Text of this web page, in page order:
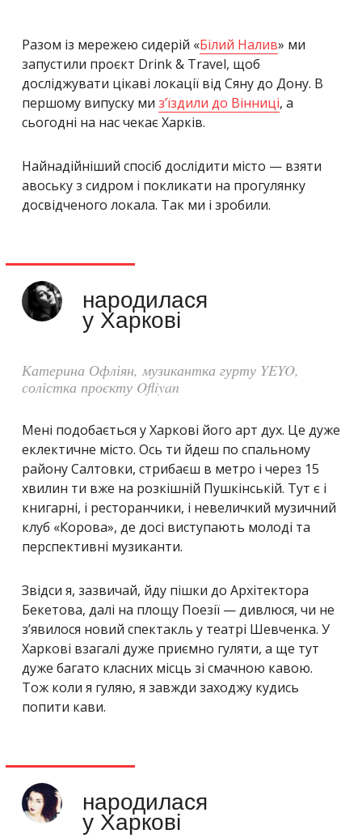
Разом із мережею сидерій «Білий Налив» ми
запустили проєкт Drink & Travel, щоб
досліджувати цікаві локації від Сяну до Дону. В
першому випуску ми з’їздили до Вінниці, а
сьогодні на нас чекає Харків.
Найнадійніший спосіб дослідити місто — взяти
авоську з сидром і покликати на прогулянку
досвідченого локала. Так ми і зробили.
народилася
у Харкові
Катерина Офліян, музикантка гурту YEYO,
солістка проєкту Ofliyan
Мені подобається у Харкові його арт дух. Це дуже
еклектичне місто. Ось ти йдеш по спальному
району Салтовки, стрибаєш в метро і через 15
хвилин ти вже на розкішній Пушкінській. Тут є і
книгарні, і ресторанчики, і невеличкий музичний
клуб «Корова», де досі виступають молоді та
перспективні музиканти.
Звідси я, зазвичай, йду пішки до Архітектора
Бекетова, далі на площу Поезії — дивлюся, чи не
з’явилося новий спектакль у театрі Шевченка. У
Харкові взагалі дуже приємно гуляти, а ще тут
дуже багато класних місць зі смачною кавою.
Тож коли я гуляю, я завжди заходжу кудись
попити кави.
народилася
у Харкові